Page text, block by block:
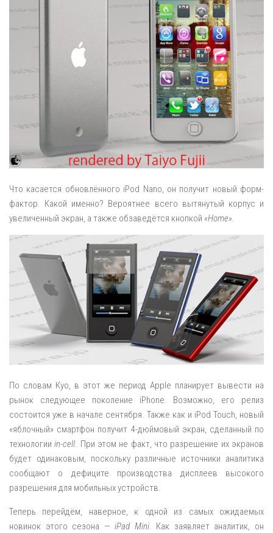
Что касается обновлённого iPod Nano, он получит новый форм-
фактор. Какой именно? Вероятнее всего вытянутый корпус и
увеличенный экран, а также обзаведётся кнопкой «Home».
По словам Куо, в этот же период Apple планирует вывести на
рынок следующее поколение iPhone. Возможно, его релиз
состоится уже в начале сентября. Также как и iPod Touch, новый
«яблочный» смартфон получит 4-дюймовый экран, сделанный по
технологииin-cell. При этом не факт, что разрешение их экранов
будет одинаковым, поскольку различные источники аналитика
сообщают о дефиците производства дисплеев высокого
разрешения для мобильных устройств.
Теперь перейдём, наверное, к одной из самых ожидаемых
новинок этого сезона —iPad Mini. Как заявляет аналитик, он